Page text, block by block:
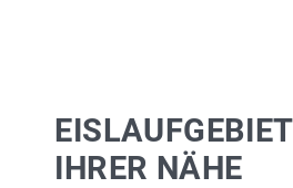
IHRER NÄHE